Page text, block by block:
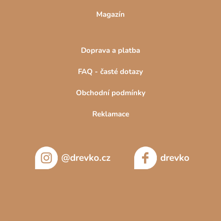
Magazín
Doprava a platba
FAQ - časté dotazy
Obchodní podmínky
Reklamace
@drevko.cz drevko